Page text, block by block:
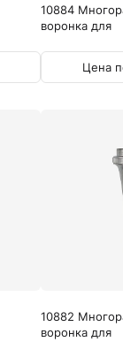
10884
воронка для
Цена
10882
воронка для